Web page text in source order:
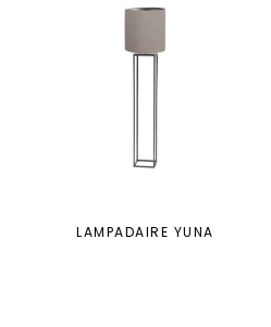
LAMPADAIRE YUNA